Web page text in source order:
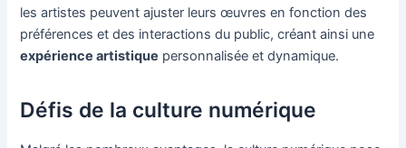
les artistes peuvent ajuster leurs œuvres en fonction des
préférences et des interactions du public, créant ainsi une
expérience artistique personnalisée et dynamique.
Défis de la culture numérique